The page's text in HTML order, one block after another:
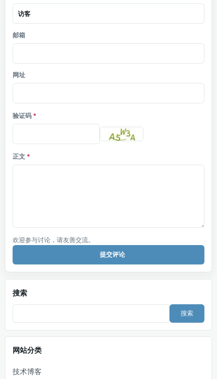
邮箱
网址
验证码 *
正文 *
欢迎参与讨论，请友善交流。
提交评论
搜索
网站分类
技术博客